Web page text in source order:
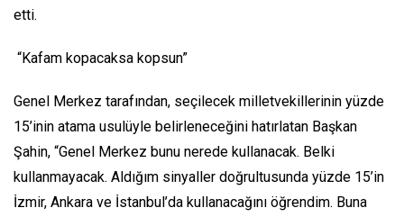
etti.
“Kafam kopacaksa kopsun”
Genel Merkez tarafından, seçilecek milletvekillerinin yüzde
15’inin atama usulüyle belirleneceğini hatırlatan Başkan
Şahin, “Genel Merkez bunu nerede kullanacak. Belki
kullanmayacak. Aldığım sinyaller doğrultusunda yüzde 15’in
İzmir, Ankara ve İstanbul’da kullanacağını öğrendim. Buna